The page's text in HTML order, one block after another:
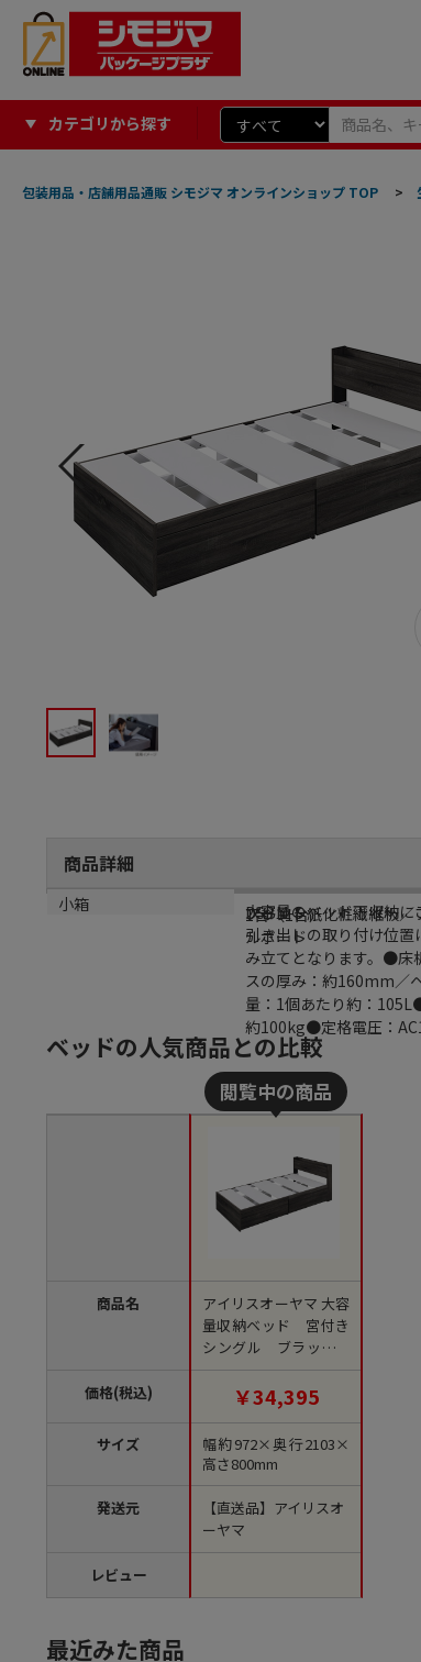
カテゴリから探す
包装用品・店舗用品通販 シモジマ オンラインショップ TOP >
商品詳細
商品説明
大容量のベッド下収納
引き出しの取り付け位
み立てとなります。●
スの厚み：約160mm
量：1個あたり約：
約100kg●定格電圧：
メーカー品番
DSBM-S
材質
プリント紙化粧繊維板
ルボード
小箱
1台（1台）
ベッドの人気商品との比較
商品名
価格(税込)
サイズ
発送元
レビュー
アイリスオーヤマ 大容
量収納ベッド 宮付き
シングル ブラック D
SBM-S 1台（ご注文単
位1台）【直送品】
￥34,395
幅約972×奥行2103×
高さ800mm
【直送品】アイリスオ
ーヤマ
最近みた商品